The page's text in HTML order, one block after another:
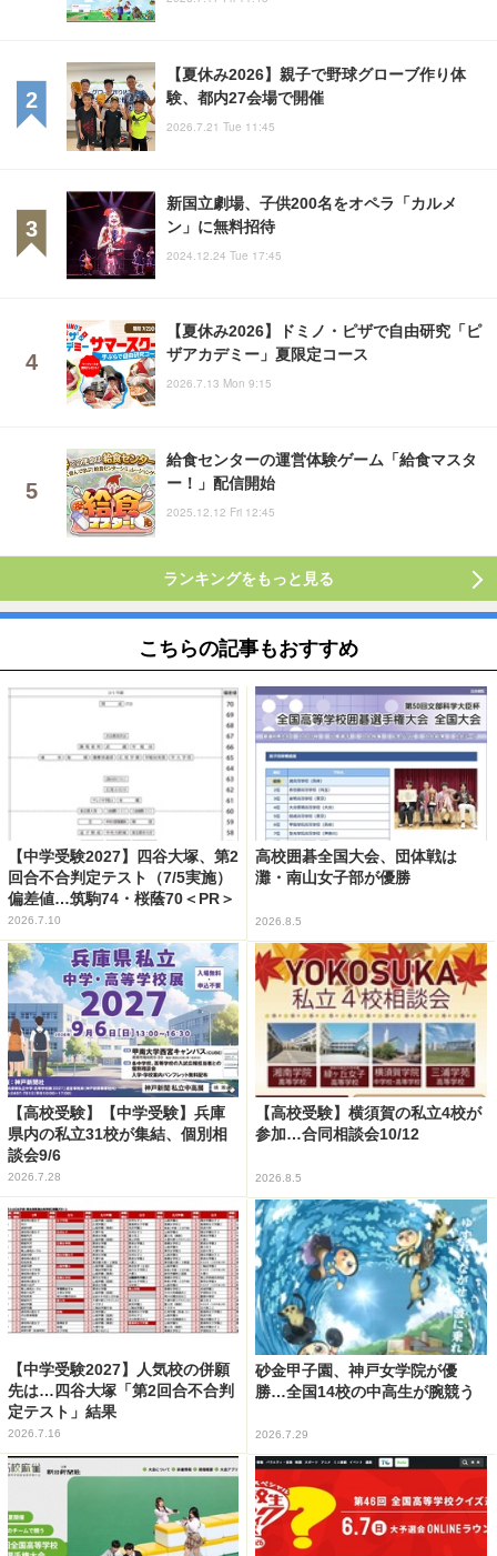
【夏休み2026】親子で野球グローブ作り体
験、都内27会場で開催
2026.7.21 Tue 11:45
新国立劇場、子供200名をオペラ「カルメ
ン」に無料招待
2024.12.24 Tue 17:45
【夏休み2026】ドミノ・ピザで自由研究「ピ
ザアカデミー」夏限定コース
2026.7.13 Mon 9:15
給食センターの運営体験ゲーム「給食マスタ
ー！」配信開始
2025.12.12 Fri 12:45
ランキングをもっと見る
こちらの記事もおすすめ
【中学受験2027】四谷大塚、第2
回合不合判定テスト（7/5実施）
偏差値…筑駒74・桜蔭70＜PR＞
2026.7.10
高校囲碁全国大会、団体戦は
灘・南山女子部が優勝
2026.8.5
【高校受験】【中学受験】兵庫
県内の私立31校が集結、個別相
談会9/6
2026.7.28
【高校受験】横須賀の私立4校が
参加…合同相談会10/12
2026.8.5
【中学受験2027】人気校の併願
先は…四谷大塚「第2回合不合判
定テスト」結果
2026.7.16
砂金甲子園、神戸女学院が優
勝…全国14校の中高生が腕競う
2026.7.29